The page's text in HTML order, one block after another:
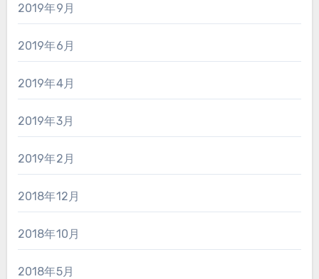
2019年9月
2019年6月
2019年4月
2019年3月
2019年2月
2018年12月
2018年10月
2018年5月